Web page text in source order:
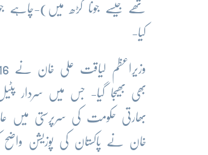
تھے جیسے جونا گڑھ میں)-چاہے
کیا-
بھی بھیجا گیا- جس میں سردار
بھارتی حکومت کی سرپرستی میں
خان نے پاکستان کی پوزیشن